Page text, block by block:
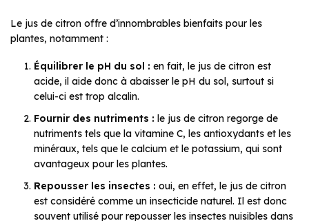
Le jus de citron offre d’innombrables bienfaits pour les
plantes, notamment :
Équilibrer le pH du sol : en fait, le jus de citron est
acide, il aide donc à abaisser le pH du sol, surtout si
celui-ci est trop alcalin.
Fournir des nutriments : le jus de citron regorge de
nutriments tels que la vitamine C, les antioxydants et les
minéraux, tels que le calcium et le potassium, qui sont
avantageux pour les plantes.
Repousser les insectes : oui, en effet, le jus de citron
est considéré comme un insecticide naturel. Il est donc
souvent utilisé pour repousser les insectes nuisibles dans